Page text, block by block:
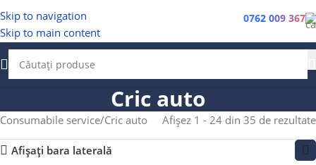
Skip to navigation
Skip to main content
0762 009 367
Cric auto
Consumabile service Cric auto Afișez 1 - 24 din 35 de rezultate
Afișați bara laterală